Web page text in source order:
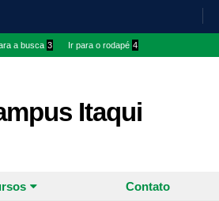
a busca 3 Ir para o rodapé 4
Itaqui
Contato